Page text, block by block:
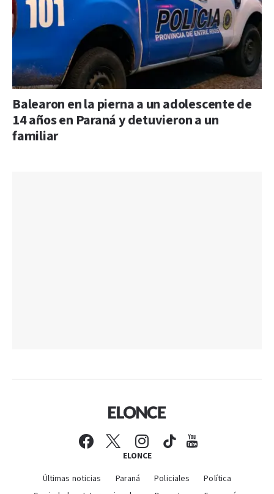
Balearon en la pierna a un adolescente de
14 años en Paraná y detuvieron a un
familiar
ELONCE
Últimas noticias Paraná Policiales
Política